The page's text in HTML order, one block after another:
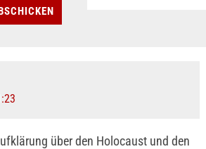
über den Holocaust und den